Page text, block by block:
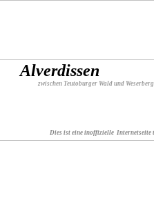
Alverdissen
zwischen Teutoburger Wald und
Dies ist eine inoffizielle Internetseite